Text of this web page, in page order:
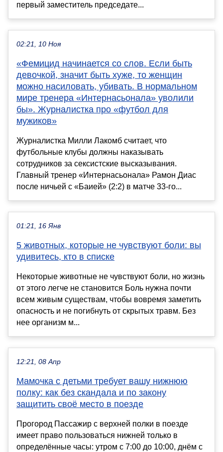
первый заместитель председате...
02:21, 10 Ноя
«Фемицид начинается со слов. Если быть
девочкой, значит быть хуже, то женщин
можно насиловать, убивать. В нормальном
мире тренера «Интернасьонала» уволили
бы». Журналистка про «футбол для
мужиков»
Журналистка Милли Лакомб считает, что
футбольные клубы должны наказывать
сотрудников за сексистские высказывания.
Главный тренер «Интернасьонала» Рамон Диас
после ничьей с «Баией» (2:2) в матче 33-го...
01:21, 16 Янв
5 животных, которые не чувствуют боли: вы
удивитесь, кто в списке
Некоторые животные не чувствуют боли, но жизнь
от этого легче не становится Боль нужна почти
всем живым существам, чтобы вовремя заметить
опасность и не погибнуть от скрытых травм. Без
нее организм м...
12:21, 08 Апр
Мамочка с детьми требует вашу нижнюю
полку: как без скандала и по закону
защитить своё место в поезде
Прогород Пассажир с верхней полки в поезде
имеет право пользоваться нижней только в
определённые часы: утром с 7:00 до 10:00, днём с